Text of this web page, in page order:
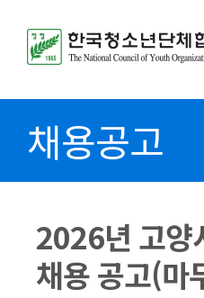
채용공고
2026년 고양
채용 공고(마